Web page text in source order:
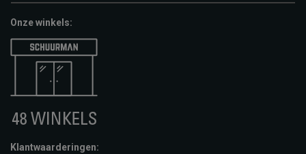
Onze winkels:
Klantwaarderingen: